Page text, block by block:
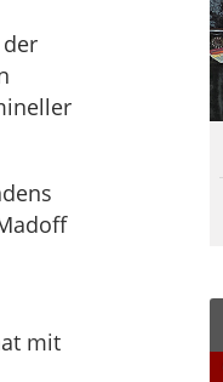
mit